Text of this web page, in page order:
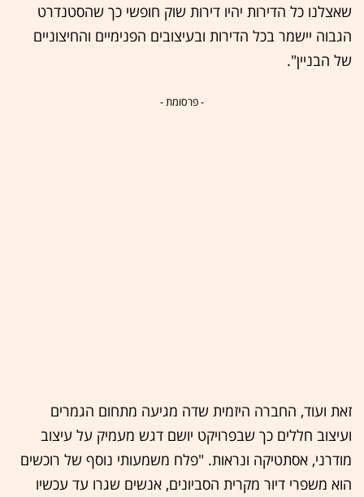
שאצלנו כל הדירות יהיו דירות שוק חופשי כך שהסטנדרט
הגבוה יישמר בכל הדירות ובעיצובים הפנימיים והחיצוניים
של הבניין".
- פרסומת -
זאת ועוד, החברה היזמית שדה מגיעה מתחום הגמרים
ועיצוב חללים כך שבפרויקט יושם דגש מעמיק על עיצוב
מודרני, אסתטיקה ונראות. "פלח משמעותי נוסף של רוכשים
הוא משפרי דיור מקרית הסביונים, אנשים שגרו עד עכשיו